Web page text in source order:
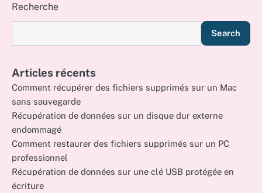
Recherche
Search
Articles récents
Comment récupérer des fichiers supprimés sur un Mac
sans sauvegarde
Récupération de données sur un disque dur externe
endommagé
Comment restaurer des fichiers supprimés sur un PC
professionnel
Récupération de données sur une clé USB protégée en
écriture